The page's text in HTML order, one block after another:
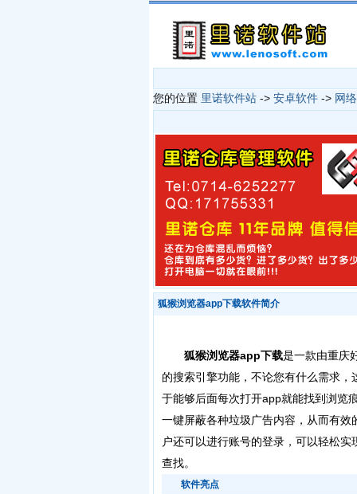
您的位置 里诺软件站 -> 安卓软件 -> 网
狐猴浏览器app下载软件简介
狐猴浏览器app下载是一款由重庆
的搜索引擎功能，不论您有什么需求
于能够后面每次打开app就能找到浏览
一键屏蔽各种垃圾广告内容，从而有
户还可以进行账号的登录，可以轻松
查找。
软件亮点